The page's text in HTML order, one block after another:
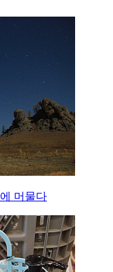
머물다